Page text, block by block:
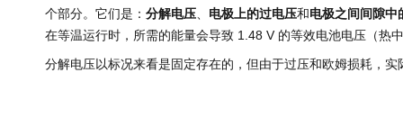
个部分。它们是： 分解电压 电极上的过电压和电极之间间隙中
在等温运行时，所需的能量会导致 1.48 V 的等效电池电压（热
分解电压以标况来看是固定存在的，但由于过压和欧姆损耗，